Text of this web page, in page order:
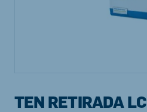
TEN RETIRADA LC